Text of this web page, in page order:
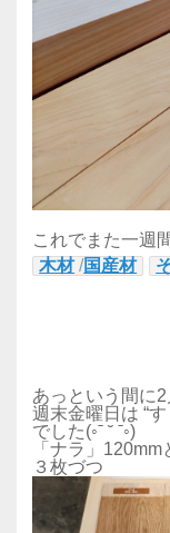
これでまた一週
木材/国産材
あっという間に2
週末金曜日は “
でした(◦ˉ ˘ ˉ◦)
「ナラ」
３枚づつ